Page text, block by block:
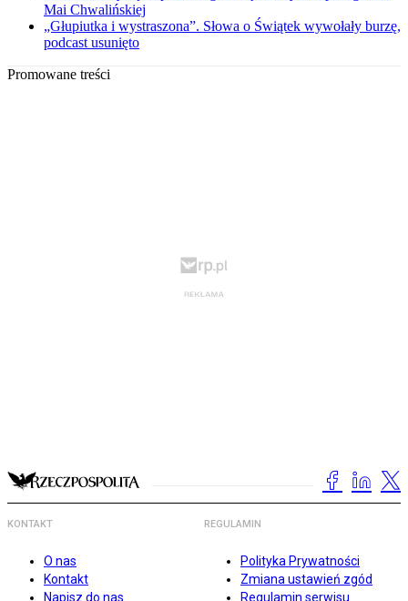
Mai Chwalińskiej
„Głupiutka i wystraszona”. Słowa o Świątek wywołały burzę,
podcast usunięto
Promowane treści
KONTAKT
O nas
Kontakt
Napisz do nas
REGULAMIN
Polityka Prywatności
Zmiana ustawień zgód
Regulamin serwisu